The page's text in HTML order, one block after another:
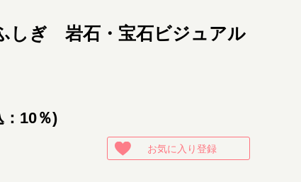
しぎ 岩石・宝石ビジュアル
：10％)
お気に入り登録